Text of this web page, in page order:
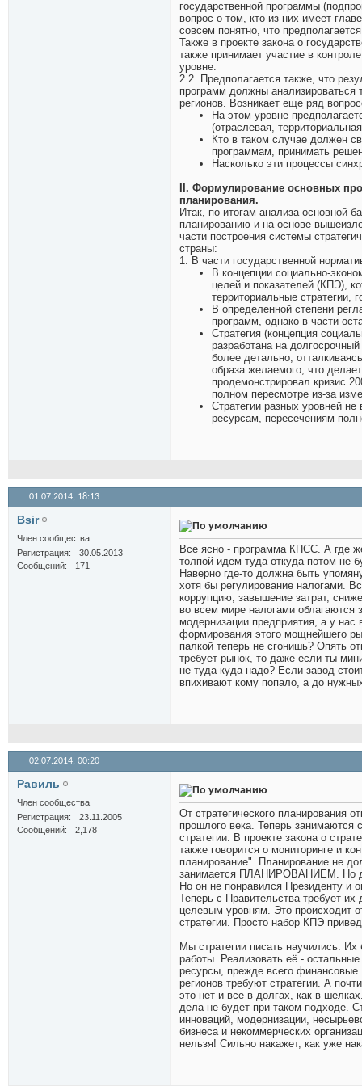
государственной программы
вопрос о том, кто из них имеет
совсем понятно, что
Также в проекте закона о
также принимает участие в
уровне.
2.2. Предполагается также, что
программ должны анализироваться
регионов. Возникает еще ряд
На этом уровне
(отраслевая,
Кто в таком случае должен
программам, принимать
Насколько эти процессы
II. Формулирование основных
планирования.
Итак, по итогам анализа основной
планированию и на основе
части построения системы
страны:
1. В части государственной
В концепции социально-
целей и показателей (КПЭ),
территориальные стратегии,
В определенной степени
программ, однако в части
Стратегия (концепция
разработана на
более детально,
образа желаемого, что
продемонстрировал кризис
полном пересмотре из-за
Стратегии разных уровней
ресурсам, пересечениям
01.07.2014, 18:13
Bsir
Член сообщества
Регистрация
30.05.2013
Сообщений
171
Все ясно - программа КПСС. А где
толпой идем туда откуда потом не
Наверно где-то должна быть
хотя бы регулирование налогами.
коррупцию, завышение затрат,
во всем мире налогами
модернизации предприятия, а у
формирования этого мощнейшего
палкой теперь не сгонишь? Опять
требует рынок, то даже если ты
не туда куда надо? Если завод
впихивают кому попало, а до
02.07.2014, 00:20
Равиль
Член сообщества
Регистрация
23.11.2005
Сообщений
2,178
От стратегического планирования
прошлого века. Теперь занимаются
стратегии. В проекте закона о
также говорится о мониторинге и
планирование". Планирование не
занимается ПЛАНИРОВАНИЕМ. Но
Но он не понравился Президенту и
Теперь с Правительства требует
целевым уровням. Это происходит
стратегии. Просто набор КПЭ
Мы стратегии писать научились.
работы. Реализовать её -
ресурсы, прежде всего
регионов требуют стратегии. А
это нет и все в долгах, как в
дела не будет при таком подходе.
инноваций, модернизации,
бизнеса и некоммерческих
нельзя! Сильно накажет, как уже